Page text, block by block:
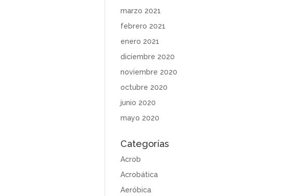
marzo 2021
febrero 2021
enero 2021
diciembre 2020
noviembre 2020
octubre 2020
junio 2020
mayo 2020
Categorías
Acrob
Acrobática
Aeróbica